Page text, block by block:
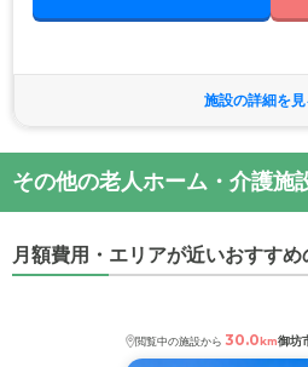
施設の詳細を見
その他の老人ホーム・介護施
月額費用・エリアが近いおすすめ
閲覧中の施設から 30.0km御坊